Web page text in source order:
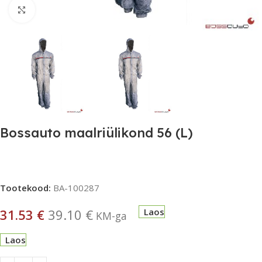
Bossauto maalriülikond 56 (L)
Tootekood: BA-100287
31.53 € 39.10 € KM-ga Laos
Laos